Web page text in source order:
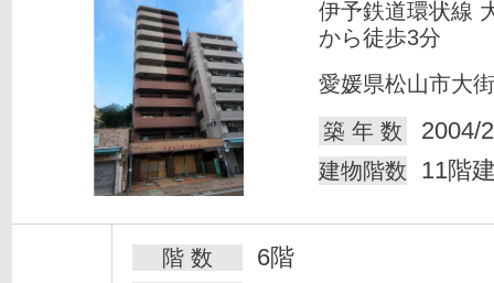
伊予鉄道環状線
から徒歩3分
愛媛県松山市大
築 年 数
2004/
建物階数 11階
階 数 6階